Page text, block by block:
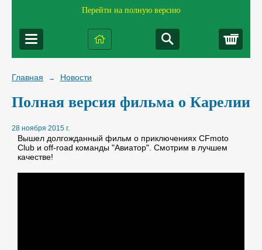
Перейти на полную версию
Главная → Новости
Полная версия фильма о Карелии
28 ноября 2015 г.
Вышел долгожданный фильм о приключениях CFmoto
Club и off-road команды "Авиатор". Смотрим в лучшем
качестве!